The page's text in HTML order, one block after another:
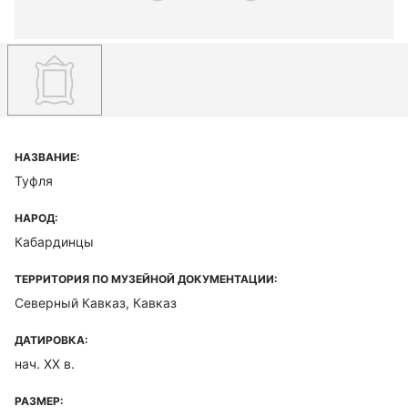
НАЗВАНИЕ:
Туфля
НАРОД:
Кабардинцы
ТЕРРИТОРИЯ ПО МУЗЕЙНОЙ ДОКУМЕНТАЦИИ:
Северный Кавказ, Кавказ
ДАТИРОВКА:
нач. XX в.
РАЗМЕР: